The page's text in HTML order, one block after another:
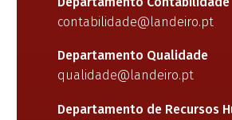
contabilidade@landeiro.pt
Departamento Qualidade
qualidade@landeiro.pt
Departamento de Recursos